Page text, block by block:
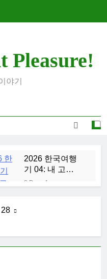
Pleasure!
야기
2026 한국여행
기 04: 내 고향
부산
3 Days Ago
28